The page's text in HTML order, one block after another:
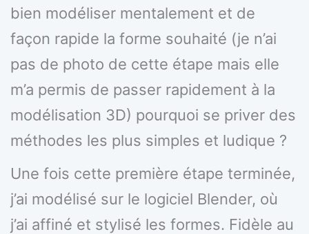
bien modéliser mentalement et de
façon rapide la forme souhaité (je n’ai
pas de photo de cette étape mais elle
m’a permis de passer rapidement à la
modélisation 3D) pourquoi se priver des
méthodes les plus simples et ludique ?
Une fois cette première étape terminée,
j’ai modélisé sur le logiciel Blender, où
j’ai affiné et stylisé les formes. Fidèle au